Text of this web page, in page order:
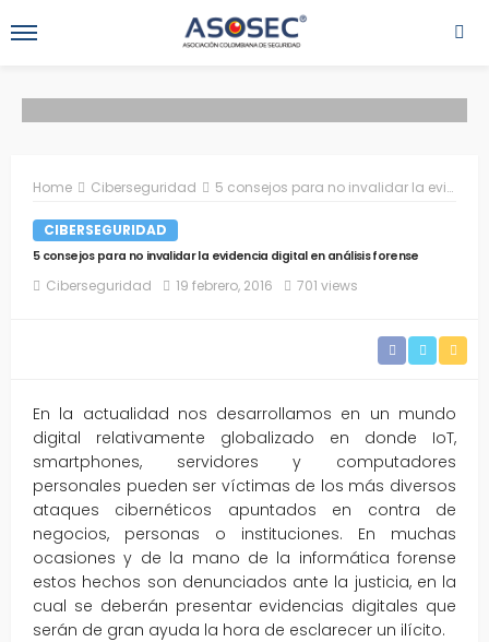
Home Ciberseguridad 5 consejos para no invalidar la evidencia digital en análisis forense
CIBERSEGURIDAD
5 consejos para no invalidar la evidencia digital en análisis forense
Ciberseguridad 19 febrero, 2016 701 views
En la actualidad nos desarrollamos en un mundo
digital relativamente globalizado en donde IoT,
smartphones, servidores y computadores
personales pueden ser víctimas de los más diversos
ataques cibernéticos apuntados en contra de
negocios, personas o instituciones. En muchas
ocasiones y de la mano de la informática forense
estos hechos son denunciados ante la justicia, en la
cual se deberán presentar evidencias digitales que
serán de gran ayuda la hora de esclarecer un ilícito.